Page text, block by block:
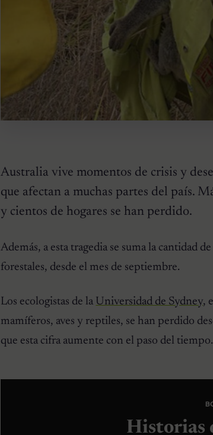
Australia vive momentos de crisis y
que afectan a muchas partes del país.
y cientos de hogares se han perdido.
Además, a esta tragedia se suma la cantidad
forestales, desde el mes de septiembre.
Los ecologistas de la Universidad de Sydney,
mamíferos, aves y reptiles, se han perdido
que esta cifra aumente con el paso del tiempo.
Historias